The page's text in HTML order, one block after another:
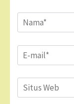
Name*
Email*
Situs
Web